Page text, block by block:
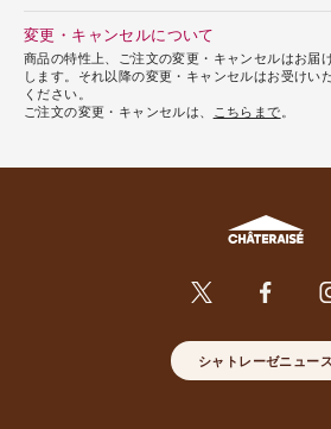
変更・キャンセルについて
商品の特性上、ご注文の変更・キャンセルはお届
します。それ以降の変更・キャンセルはお受けい
ください。
ご注文の変更・キャンセルは、
こちらまで
シャトレーゼニュース